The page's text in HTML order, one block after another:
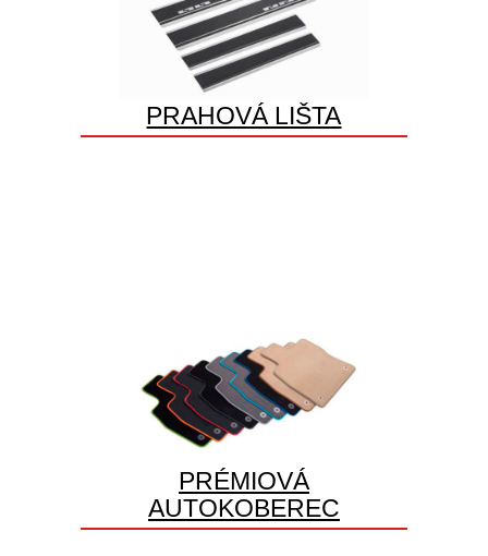
PRAHOVÁ LIŠTA
PRÉMIOVÁ
AUTOKOBEREC